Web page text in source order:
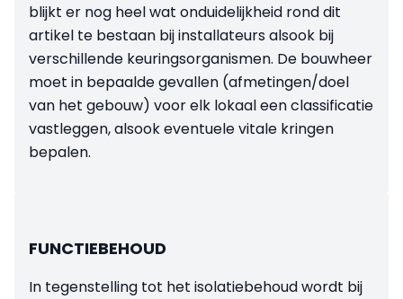
blijkt er nog heel wat onduidelijkheid rond dit
artikel te bestaan bij installateurs alsook bij
verschillende keuringsorganismen. De bouwheer
moet in bepaalde gevallen (afmetingen/doel
van het gebouw) voor elk lokaal een classificatie
vastleggen, alsook eventuele vitale kringen
bepalen.
FUNCTIEBEHOUD
In tegenstelling tot het isolatiebehoud wordt bij